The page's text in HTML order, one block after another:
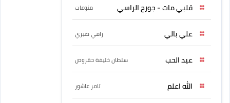
قلبي مات - جورج الراسي منوعات
علي بالي رامي صبري
عيد الحب سلطان خليفة حقروص
الله اعلم تامر عاشور